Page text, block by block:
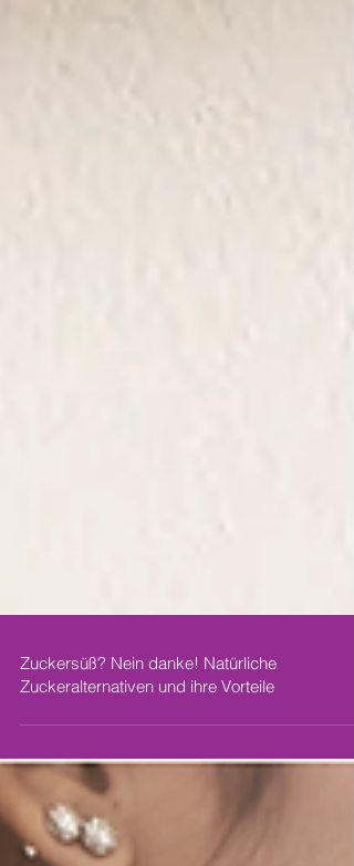
Zuckersüß? Nein danke! Natürliche
Zuckeralternativen und ihre Vorteile